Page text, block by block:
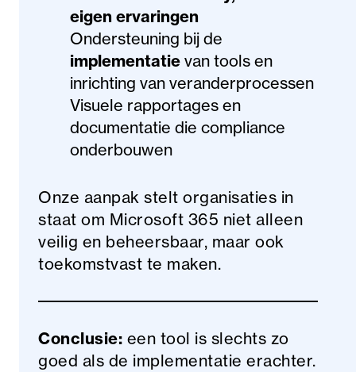
eigen ervaringen
Ondersteuning bij de
implementatie van tools en
inrichting van veranderprocessen
Visuele rapportages en
documentatie die compliance
onderbouwen
Onze aanpak stelt organisaties in
staat om Microsoft 365 niet alleen
veilig en beheersbaar, maar ook
toekomstvast te maken.
Conclusie: een tool is slechts zo
goed als de implementatie erachter.